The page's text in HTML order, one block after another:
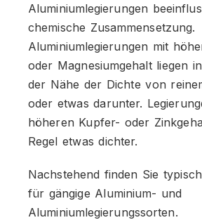
Aluminiumlegierungen
chemische Zusammensetzung.
Aluminiumlegierungen mit
oder Magnesiumgehalt liegen
der Nähe der Dichte von
oder etwas darunter.
höheren Kupfer- oder
Regel etwas dichter.
Nachstehend finden Sie
für gängige Aluminium- und
Aluminiumlegierungssorten.